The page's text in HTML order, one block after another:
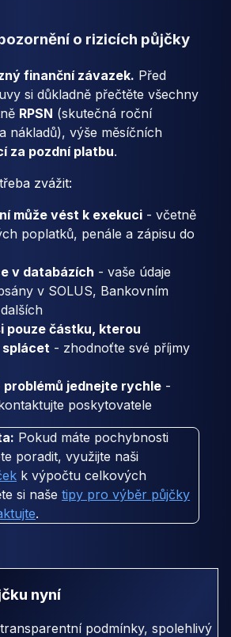
o rizicích půjčky
finanční závazek. Před
si důkladně přečtěte všechny
RPSN (skutečná roční
nákladů), výše měsíčních
za pozdní platbu.
zvážit:
může vést k exekuci - včetně
poplatků, penále a zápisu do
v databázích - vaše údaje
v SOLUS, Bankovním
pouze částku, kterou
- zhodnoťte své příjmy
problémů jednejte rychle -
poskytovatele
Pokud máte pochybnosti
poradit, využijte naši
k výpočtu celkových
si naše tipy pro výběr půjčky
.
nyní
podmínky, spolehlivý